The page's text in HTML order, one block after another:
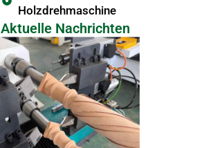
Holzdrehmaschine
Aktuelle Nachrichten